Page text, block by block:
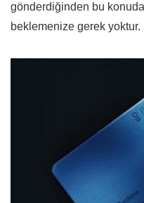
gönderdiğinden bu
beklemenize gerek yoktur.